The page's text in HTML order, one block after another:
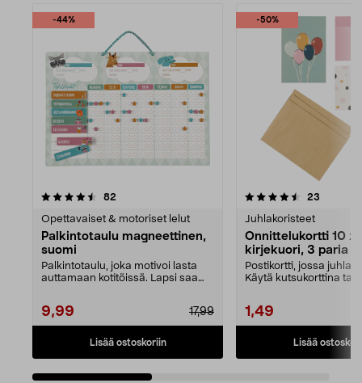
-44%
82
Opettavaiset & motoriset lelut
Palkintotaulu magneettinen,
suomi
Palkintotaulu, joka motivoi lasta
auttamaan kotitöissä. Lapsi saa
17,99
9,99
Lisää ostoskoriin
-50%
4.5viidestä
23
Juhlakoristeet
Onnittelukortti 10 x
kirjekuori, 3 paria
Postikortti, jossa
Käytä kutsukorttina tai
1,49
Lisää
4.5viidestä